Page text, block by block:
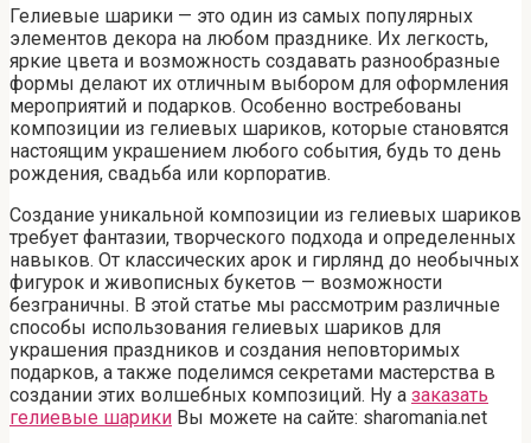
Гелиевые шарики — это один из самых популярных
элементов декора на любом празднике. Их легкость,
яркие цвета и возможность создавать разнообразные
формы делают их отличным выбором для оформления
мероприятий и подарков. Особенно востребованы
композиции из гелиевых шариков, которые становятся
настоящим украшением любого события, будь то день
рождения, свадьба или корпоратив.
Создание уникальной композиции из гелиевых шариков
требует фантазии, творческого подхода и определенных
навыков. От классических арок и гирлянд до необычных
фигурок и живописных букетов — возможности
безграничны. В этой статье мы рассмотрим различные
способы использования гелиевых шариков для
украшения праздников и создания неповторимых
подарков, а также поделимся секретами мастерства в
создании этих волшебных композиций. Ну а заказать
гелиевые шарики Вы можете на сайте: sharomania.net